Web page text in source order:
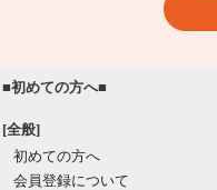
■初めての方へ■
[全般]
初めての方へ
会員登録について